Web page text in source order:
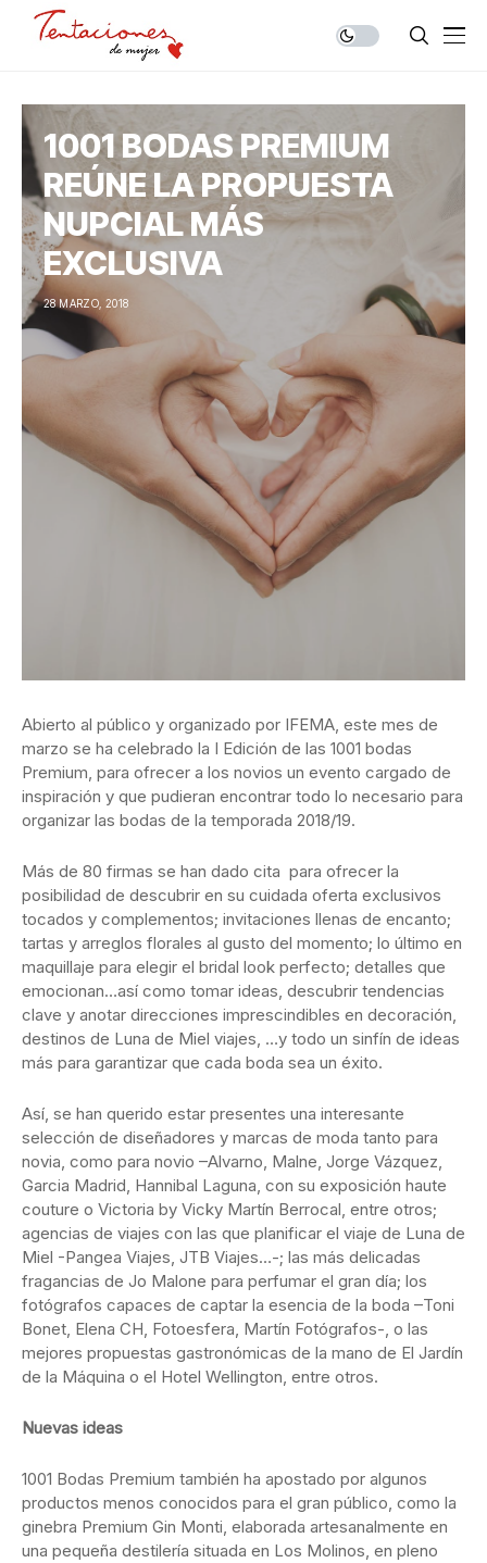
1001 BODAS PREMIUM
REÚNE LA PROPUESTA
NUPCIAL MÁS
EXCLUSIVA
28 MARZO, 2018
Abierto al público y organizado por IFEMA, este mes de
marzo se ha celebrado la I Edición de las 1001 bodas
Premium, para ofrecer a los novios un evento cargado de
inspiración y que pudieran encontrar todo lo necesario para
organizar las bodas de la temporada 2018/19.
Más de 80 firmas se han dado cita para ofrecer la
posibilidad de descubrir en su cuidada oferta exclusivos
tocados y complementos; invitaciones llenas de encanto;
tartas y arreglos florales al gusto del momento; lo último en
maquillaje para elegir el bridal look perfecto; detalles que
emocionan…así como tomar ideas, descubrir tendencias
clave y anotar direcciones imprescindibles en decoración,
destinos de Luna de Miel viajes, …y todo un sinfín de ideas
más para garantizar que cada boda sea un éxito.
Así, se han querido estar presentes una interesante
selección de diseñadores y marcas de moda tanto para
novia, como para novio –Alvarno, Malne, Jorge Vázquez,
Garcia Madrid, Hannibal Laguna, con su exposición haute
couture o Victoria by Vicky Martín Berrocal, entre otros;
agencias de viajes con las que planificar el viaje de Luna de
Miel -Pangea Viajes, JTB Viajes…-; las más delicadas
fragancias de Jo Malone para perfumar el gran día; los
fotógrafos capaces de captar la esencia de la boda –Toni
Bonet, Elena CH, Fotoesfera, Martín Fotógrafos-, o las
mejores propuestas gastronómicas de la mano de El Jardín
de la Máquina o el Hotel Wellington, entre otros.
Nuevas ideas
1001 Bodas Premium también ha apostado por algunos
productos menos conocidos para el gran público, como la
ginebra Premium Gin Monti, elaborada artesanalmente en
una pequeña destilería situada en Los Molinos, en pleno